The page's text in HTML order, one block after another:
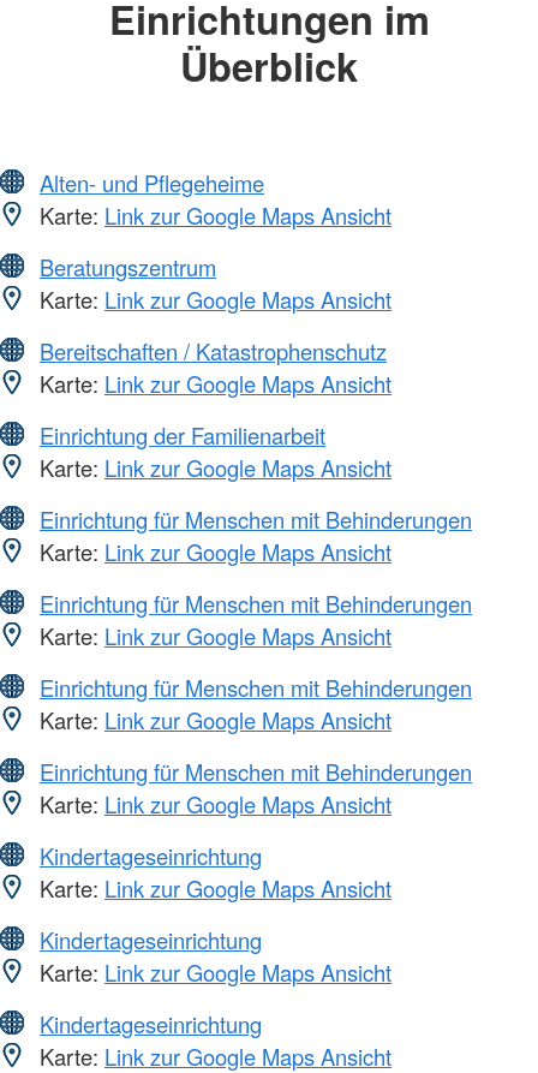
Einrichtungen im
Überblick
Alten- und Pflegeheime
Karte: Link zur Google Maps Ansicht
Beratungszentrum
Karte: Link zur Google Maps Ansicht
Bereitschaften / Katastrophenschutz
Karte: Link zur Google Maps Ansicht
Einrichtung der Familienarbeit
Karte: Link zur Google Maps Ansicht
Einrichtung für Menschen mit Behinderungen
Karte: Link zur Google Maps Ansicht
Einrichtung für Menschen mit Behinderungen
Karte: Link zur Google Maps Ansicht
Einrichtung für Menschen mit Behinderungen
Karte: Link zur Google Maps Ansicht
Einrichtung für Menschen mit Behinderungen
Karte: Link zur Google Maps Ansicht
Kindertageseinrichtung
Karte: Link zur Google Maps Ansicht
Kindertageseinrichtung
Karte: Link zur Google Maps Ansicht
Kindertageseinrichtung
Karte: Link zur Google Maps Ansicht